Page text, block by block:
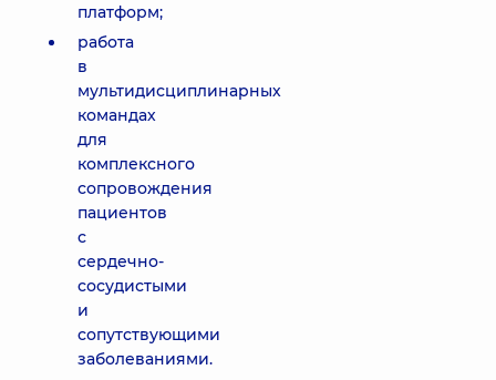
платформ;
работа
в
мультидисциплинарных
командах
для
комплексного
сопровождения
пациентов
с
сердечно-
сосудистыми
и
сопутствующими
заболеваниями.